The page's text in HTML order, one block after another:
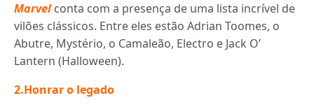
Marvel conta com a presença de uma lista incrível de
vilões clássicos. Entre eles estão Adrian Toomes, o
Abutre, Mystério, o Camaleão, Electro e Jack O’
Lantern (Halloween).
2.Honrar o legado